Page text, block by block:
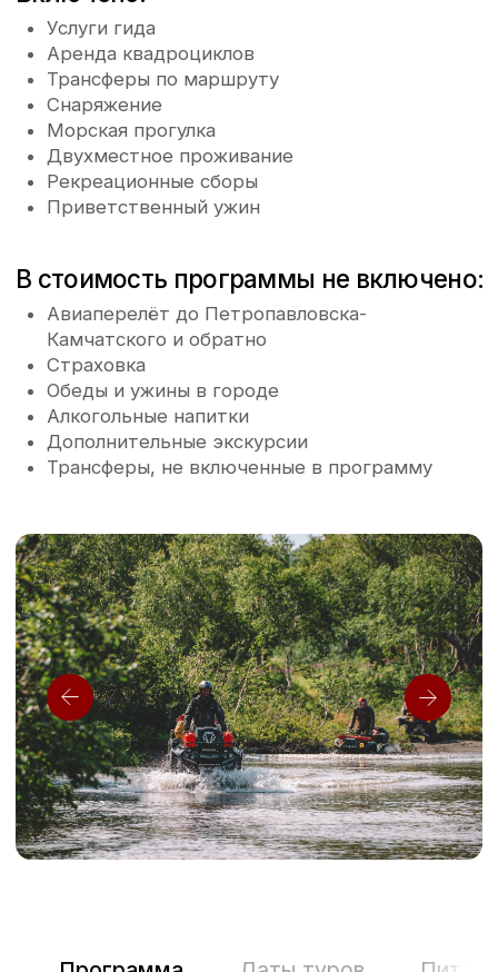
Программа Даты туров Питание Транспорт
1 день
Знакомство с краем земли и мощь
Тихого океана
с традиционного фото у знаменитого
памятника «Здесь начинается Россия».
Если вы прилетаете утренним рейсом,
мы организуем приветственный обед,
чтобы вы могли восстановить силы
с дороги.
Далее на подготовленных
внедорожниках мы отправимся
к Тихому океану на Халактырский пляж.
Вы пройдетесь по бескрайнему берегу
с черным вулканическим песком,
почувствуете энергию волн и узнаете,
как рождалась эта земля. После
океанского бриза и легкой экскурсии
мы отвезем вас в отель отдыхать
и набираться сил перед большой
экспедицией.
По живописному
перевалу мы
Горелый (1829 м).
вулкан для первого
восхождение не
физической
от 1,5 до 3 часов в
По пути наверх вам
невероятные
вулканы
На вершине мы
Горелого, где в
кислотные озера
оттенков.
Насладившись
мы спустимся к
будет ждать